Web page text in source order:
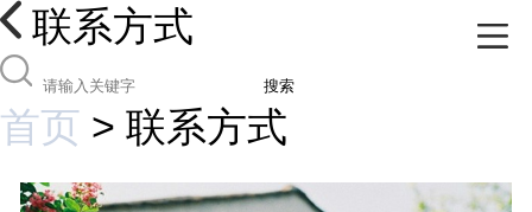
联系方式
搜索
首页 > 联系方式